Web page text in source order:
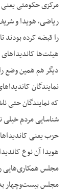
مرکزی حکومتی
ریاضی، هویدا و
را قبضه کرده بودند
هیئت‌ها
دیگر هم همین وضع
نمایندگان
که نمایندگان حتی
شناسایی مردم خیلی
حزب یعنی
هویدا آن نوع
مجلس همکاری‌هایی
مجلس بیست‌وچهار به